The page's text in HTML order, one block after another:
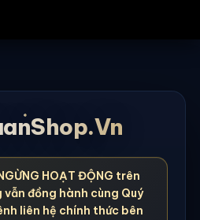
HOẠT ĐỘNG trên
đồng hành cùng Quý
liên hệ chính thức bên